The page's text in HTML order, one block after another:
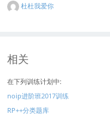
杜杜我爱你
相关
在下列训练计划中:
noip进阶班2017训练
RP++分类题库